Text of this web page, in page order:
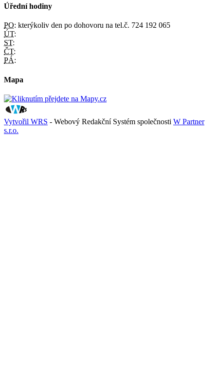
Úřední hodiny
PO: kterýkoliv den po dohovoru na tel.č. 724 192 065
ÚT:
ST:
ČT:
PÁ:
Mapa
Vytvořil WRS - Webový Redakční Systém společnosti W Partner
s.r.o.